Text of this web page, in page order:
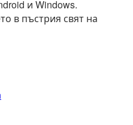
и Windows.
в пъстрия свят на